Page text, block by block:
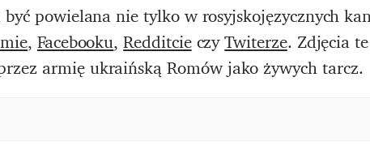
powielana nie tylko w rosyjskojęzycznych
,Facebooku,RedditcieczyTwiterze. Zdjęcia
armię ukraińską Romów jako żywych tarcz.